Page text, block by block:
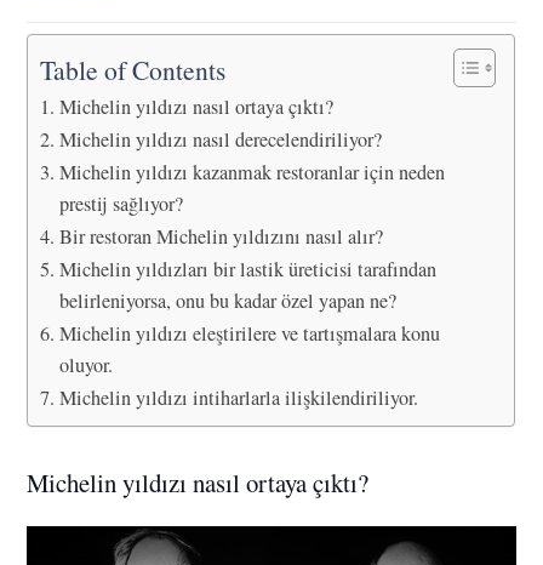
Table of Contents
Michelin yıldızı nasıl ortaya çıktı?
Michelin yıldızı nasıl derecelendiriliyor?
Michelin yıldızı kazanmak restoranlar için neden
prestij sağlıyor?
Bir restoran Michelin yıldızını nasıl alır?
Michelin yıldızları bir lastik üreticisi tarafından
belirleniyorsa, onu bu kadar özel yapan ne?
Michelin yıldızı eleştirilere ve tartışmalara konu
oluyor.
Michelin yıldızı intiharlarla ilişkilendiriliyor.
Michelin yıldızı nasıl ortaya çıktı?